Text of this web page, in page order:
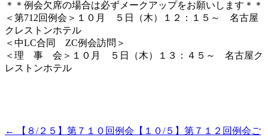
＊＊例会欠席の場合は必ずメークアップをお願いします＊＊
＜第712回例会＞１０月 ５日（木）１２：１５～ 名古屋
クレストンホテル
＜中LC合同 ZC例会訪問＞
＜理 事 会＞１０月 ５日（木）１３：４５～ 名古屋ク
レストンホテル
← 【８/２５】第７１０回例会 【１０/５】第７１２回例会ご